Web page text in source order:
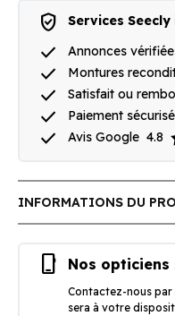
verified_user Services Seecly
done Annonces
done Montures
done Satisfait ou
done Paiement sécurisé
done Avis Google 4.8
INFORMATIONS DU
phone_iphone Nos
Contactez-nous par
sera à votre